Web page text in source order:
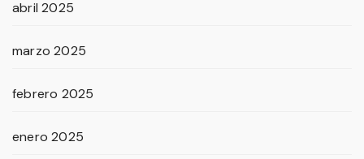
abril 2025
marzo 2025
febrero 2025
enero 2025